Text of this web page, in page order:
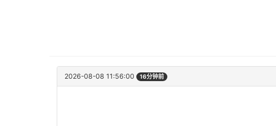
2026-08-08 11:56:00 16分钟前